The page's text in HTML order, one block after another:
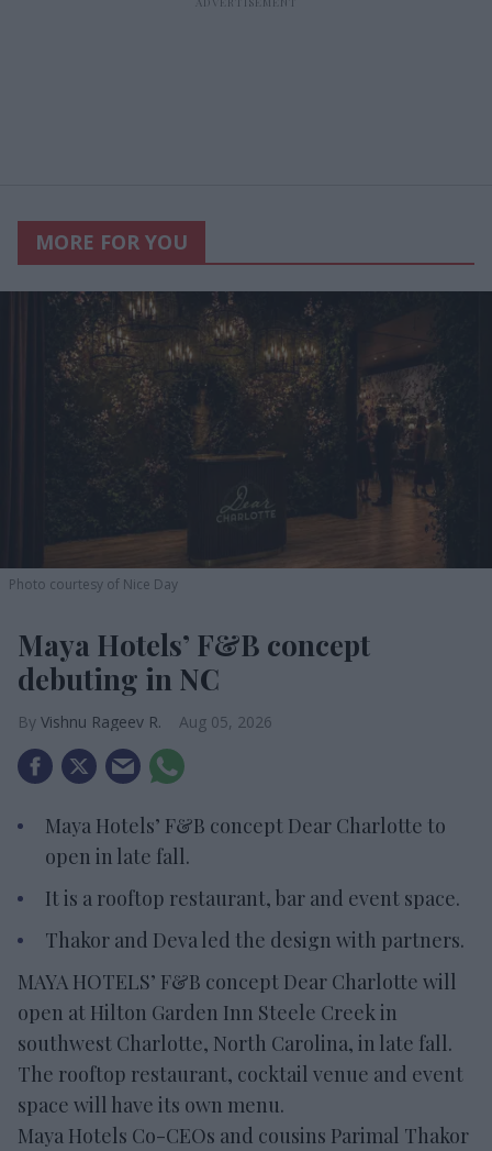
MORE FOR YOU
Photo courtesy of Nice Day
Maya Hotels’ F&B concept
debuting in NC
Vishnu Rageev R. Aug 05, 2026
Maya Hotels’ F&B concept Dear Charlotte to
open in late fall.
It is a rooftop restaurant, bar and event space.
Thakor and Deva led the design with partners.
MAYA HOTELS’ F&B concept Dear Charlotte will
open at Hilton Garden Inn Steele Creek in
southwest Charlotte, North Carolina, in late fall.
The rooftop restaurant, cocktail venue and event
space will have its own menu.
Maya Hotels Co-CEOs and cousins Parimal Thakor